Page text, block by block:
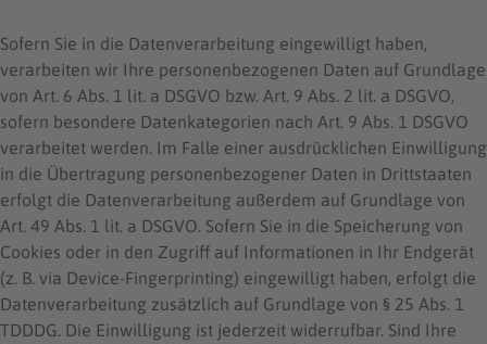
Sofern Sie in die Datenverarbeitung eingewilligt haben,
verarbeiten wir Ihre personenbezogenen Daten auf Grundlage
von Art. 6 Abs. 1 lit. a DSGVO bzw. Art. 9 Abs. 2 lit. a DSGVO,
sofern besondere Datenkategorien nach Art. 9 Abs. 1 DSGVO
verarbeitet werden. Im Falle einer ausdrücklichen Einwilligung
in die Übertragung personenbezogener Daten in Drittstaaten
erfolgt die Datenverarbeitung außerdem auf Grundlage von
Art. 49 Abs. 1 lit. a DSGVO. Sofern Sie in die Speicherung von
Cookies oder in den Zugriff auf Informationen in Ihr Endgerät
(z. B. via Device-Fingerprinting) eingewilligt haben, erfolgt die
Datenverarbeitung zusätzlich auf Grundlage von § 25 Abs. 1
TDDDG. Die Einwilligung ist jederzeit widerrufbar. Sind Ihre